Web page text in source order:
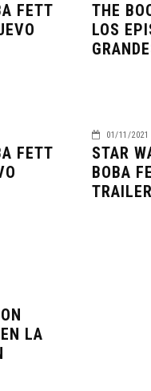
FETT
THE
LOS
FETT
01/11/2021
STAR
BOBA
TRAILER
LA